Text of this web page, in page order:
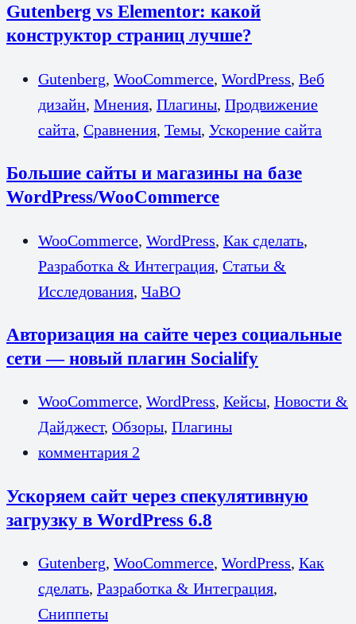
Gutenberg vs Elementor: какой
конструктор страниц лучше?
Gutenberg, WooCommerce, WordPress, Веб
дизайн, Мнения, Плагины, Продвижение
сайта, Сравнения, Темы, Ускорение сайта
Большие сайты и магазины на базе
WordPress/WooCommerce
WooCommerce, WordPress, Как сделать,
Разработка & Интеграция, Статьи &
Исследования, ЧаВО
Авторизация на сайте через социальные
сети — новый плагин Socialify
WooCommerce, WordPress, Кейсы, Новости &
Дайджест, Обзоры, Плагины
комментария 2
Ускоряем сайт через спекулятивную
загрузку в WordPress 6.8
Gutenberg, WooCommerce, WordPress, Как
сделать, Разработка & Интеграция,
Сниппеты